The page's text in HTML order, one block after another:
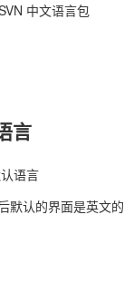
中文语言包
言
语言
默认的界面是英文